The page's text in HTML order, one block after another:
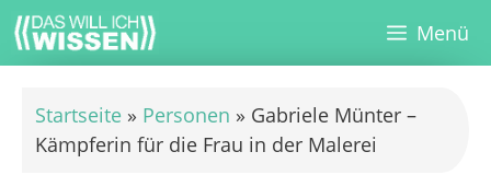
Zum
Inhalt
springen
Menü
Startseite » Personen » Gabriele Münter –
Kämpferin für die Frau in der Malerei